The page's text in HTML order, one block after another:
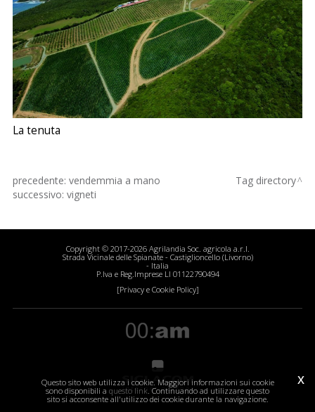
La tenuta
precedente: vendemmia a mano
successivo: vigneti
Tag directory
Copyright © 2017-2026 Agrilandia Soc. agricola a.r.l.
Strada Vicinale delle Spianate - Castiglioncello (Livorno)
- Italia
P.Iva e Reg.Imprese LI 01122790494
[Privacy e Cookie Policy]
x
Questo sito web utilizza i cookie. Maggiori informazioni sui cookie
sono disponibili a questo link. Continuando ad utilizzare questo
sito si acconsente all'utilizzo dei cookie durante la navigazione.